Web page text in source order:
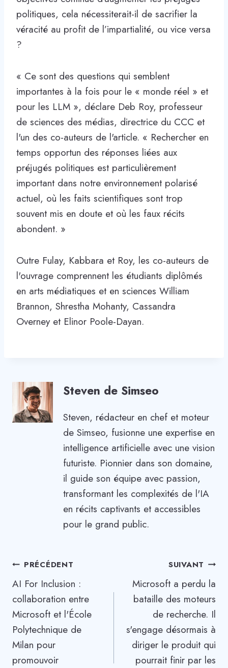
politiques, cela nécessiterait-il de sacrifier la
véracité au profit de l’impartialité, ou vice versa
?
« Ce sont des questions qui semblent
importantes à la fois pour le « monde réel » et
pour les LLM », déclare Deb Roy, professeur
de sciences des médias, directrice du CCC et
l'un des co-auteurs de l'article. « Rechercher en
temps opportun des réponses liées aux
préjugés politiques est particulièrement
important dans notre environnement polarisé
actuel, où les faits scientifiques sont trop
souvent mis en doute et où les faux récits
abondent. »
Outre Fulay, Kabbara et Roy, les co-auteurs de
l'ouvrage comprennent les étudiants diplômés
en arts médiatiques et en sciences William
Brannon, Shrestha Mohanty, Cassandra
Overney et Elinor Poole-Dayan.
Steven de Simseo
Steven, rédacteur en chef et moteur
de Simseo, fusionne une expertise en
intelligence artificielle avec une vision
futuriste. Pionnier dans son domaine,
il guide son équipe avec passion,
transformant les complexités de l'IA
en récits captivants et accessibles
pour le grand public.
Navigation
de
l’article
PRÉCÉDENT
AI For Inclusion :
collaboration entre
Microsoft et l'École
Polytechnique de
Milan pour
promouvoir
SUIVANT
Microsoft a perdu la
bataille des moteurs
de recherche. Il
s'engage désormais à
diriger le produit qui
pourrait finir par les